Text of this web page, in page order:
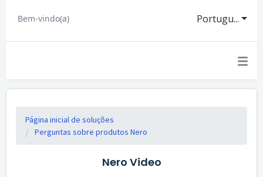
Portugu...
Bem-vindo(a)
Página inicial de soluções
Perguntas sobre produtos Nero
Nero Video